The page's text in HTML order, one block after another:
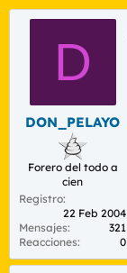
n
o
r
e
a
D
DON_PELAYO
Forero del todo a
cien
Registro
22 Feb 2004
Mensajes
321
Reacciones
0